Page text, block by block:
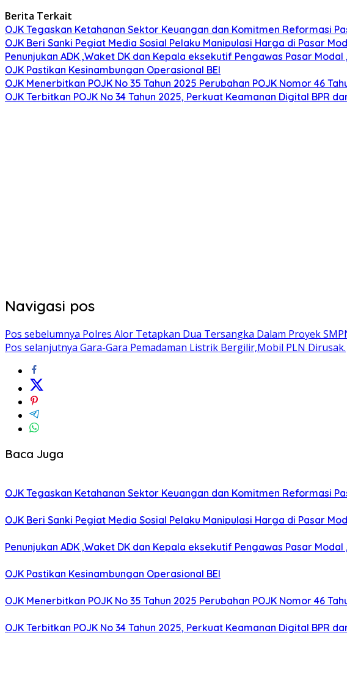
Berita Terkait
OJK Tegaskan Ketahanan Sektor Keuangan dan Komitmen Reformasi
OJK Beri Sanki Pegiat Media Sosial Pelaku Manipulasi Harga di Pasar
Penunjukan ADK ,Waket DK dan Kepala eksekutif Pengawas Pasar
OJK Pastikan Kesinambungan Operasional BEI
OJK Menerbitkan POJK No 35 Tahun 2025 Perubahan POJK Nomor 46
OJK Terbitkan POJK No 34 Tahun 2025, Perkuat Keamanan Digital BPR
Navigasi pos
Pos sebelumnya Polres Alor Tetapkan Dua Tersangka Dalam Proyek
Pos selanjutnya Gara-Gara Pemadaman Listrik Bergilir,Mobil PLN Dirusak.
Baca Juga
OJK Tegaskan Ketahanan Sektor Keuangan dan Komitmen Reformasi
OJK Beri Sanki Pegiat Media Sosial Pelaku Manipulasi Harga di Pasar
Penunjukan ADK ,Waket DK dan Kepala eksekutif Pengawas Pasar
OJK Pastikan Kesinambungan Operasional BEI
OJK Menerbitkan POJK No 35 Tahun 2025 Perubahan POJK Nomor 46
OJK Terbitkan POJK No 34 Tahun 2025, Perkuat Keamanan Digital BPR